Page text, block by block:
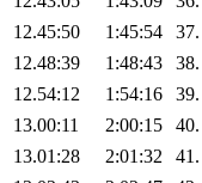
12.45:50
1:45:54 37.
12.48:39
1:48:43 38.
12.54:12
1:54:16 39.
13.00:11
2:00:15 40.
13.01:28
2:01:32 41.